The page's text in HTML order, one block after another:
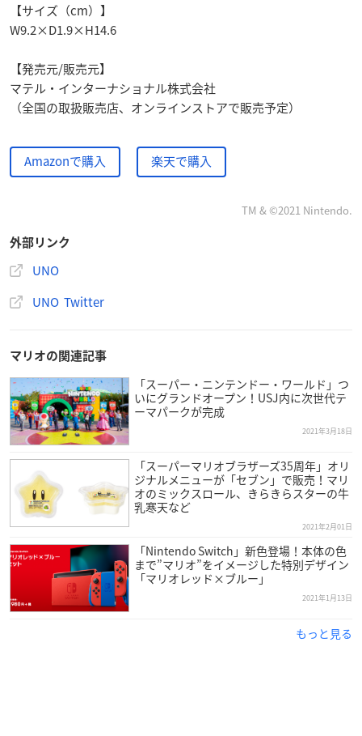
【サイズ（cm）】
W9.2×D1.9×H14.6
【発売元/販売元】
マテル・インターナショナル株式会社
（全国の取扱販売店、オンラインストアで販売予定）
Amazonで購入 楽天で購入
TM & ©︎2021 Nintendo.
外部リンク
UNO
UNO Twitter
マリオの関連記事
「スーパー・ニンテンドー・ワールド」つ
いにグランドオープン！USJ内に次世代テ
ーマパークが完成
2021年3月18日
「スーパーマリオブラザーズ35周年」オリ
ジナルメニューが「セブン」で販売！マリ
オのミックスロール、きらきらスターの牛
乳寒天など
2021年2月01日
「Nintendo Switch」新色登場！本体の色
まで”マリオ”をイメージした特別デザイン
「マリオレッド×ブルー」
2021年1月13日
もっと見る